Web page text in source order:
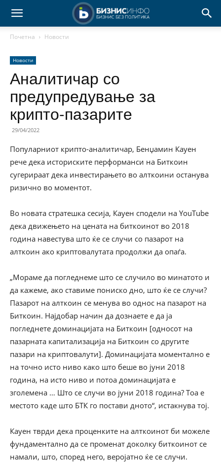
Почетна Новости
Новости
Аналитичар со
предупредување за
крипто-пазарите
29/04/2022
Популарниот крипто-аналитичар, Бенџамин Кауен
рече дека историските перформанси на Биткоин
сугерираат дека инвестирањето во алткоини останува
ризично во моментот.
Во новата стратешка сесија, Кауен сподели на YouTube
дека движењето на цената на биткоинот во 2018
година навестува што ќе се случи со пазарот на
алткоин ако криптовалутата продолжи да опаѓа.
„Мораме да погледнеме што се случило во минатото и
да кажеме, ако ставиме пониско дно, што ќе се случи?
Пазарот на алткоин се менува во однос на пазарот на
Биткоин. Најдобар начин да дознаете е да ја
погледнете доминацијата на Биткоин [односот на
пазарната капитализација на Биткоин со другите
пазари на криптовалути]. Доминацијата моментално е
на точно исто ниво како што беше во јуни 2018
година, на исто ниво и потоа доминацијата е
зголемена … Што се случи во јуни 2018 година? Тоа е
местото каде што БТК го постави дното“, истакнува тој.
Кауен тврди дека проценките на алткоинот би можеле
фундаментално да се променат доколку биткоинот се
намали, што, според него, веројатно ќе се случи.